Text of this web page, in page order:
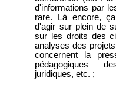
d'informations par
rare. Là encore,
d'agir sur plein de
sur les droits des
analyses des
concernent la
pédagogiques
juridiques, etc. ;